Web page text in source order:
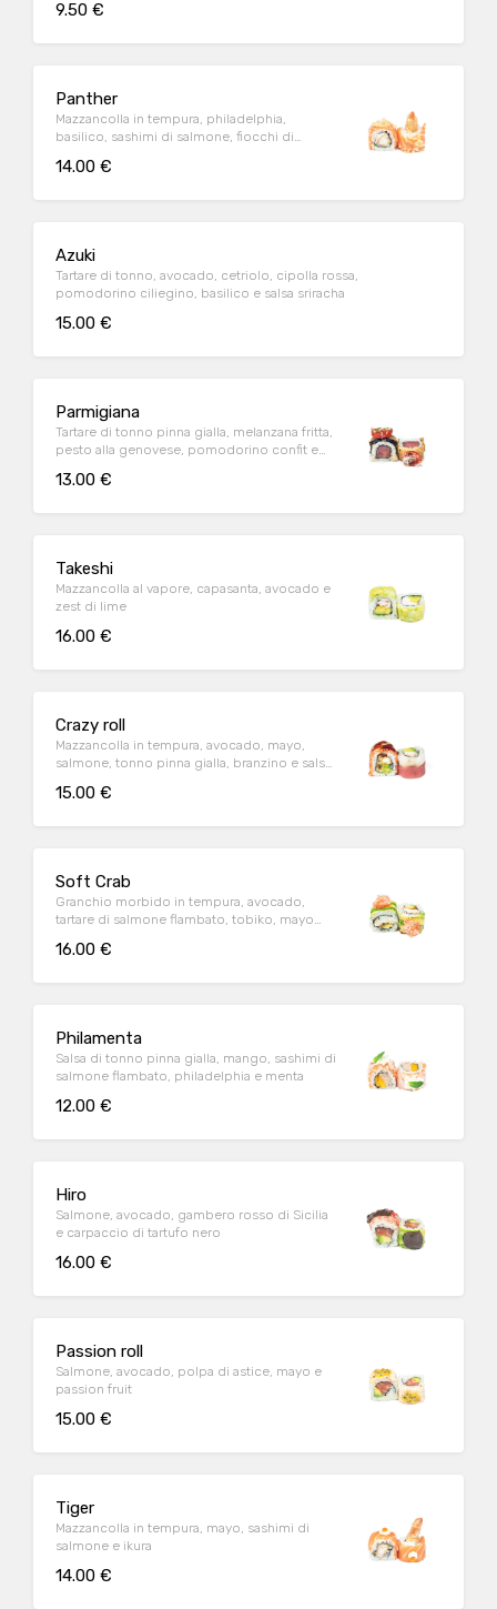
9.50 €
Panther
Mazzancolla in tempura, philadelphia,
basilico, sashimi di salmone, fiocchi di
14.00 €
Azuki
Tartare di tonno, avocado, cetriolo, cipolla rossa,
pomodorino ciliegino, basilico e salsa sriracha
15.00 €
Parmigiana
Tartare di tonno pinna gialla, melanzana fritta,
pesto alla genovese, pomodorino confit e
13.00 €
Takeshi
Mazzancolla al vapore, capasanta, avocado e
zest di lime
16.00 €
Crazy roll
Mazzancolla in tempura, avocado, mayo,
salmone, tonno pinna gialla, branzino e salsa
15.00 €
Soft Crab
Granchio morbido in tempura, avocado,
tartare di salmone flambato, tobiko, mayo
16.00 €
Philamenta
Salsa di tonno pinna gialla, mango, sashimi di
salmone flambato, philadelphia e menta
12.00 €
Hiro
Salmone, avocado, gambero rosso di Sicilia
e carpaccio di tartufo nero
16.00 €
Passion roll
Salmone, avocado, polpa di astice, mayo e
passion fruit
15.00 €
Tiger
Mazzancolla in tempura, mayo, sashimi di
salmone e ikura
14.00 €